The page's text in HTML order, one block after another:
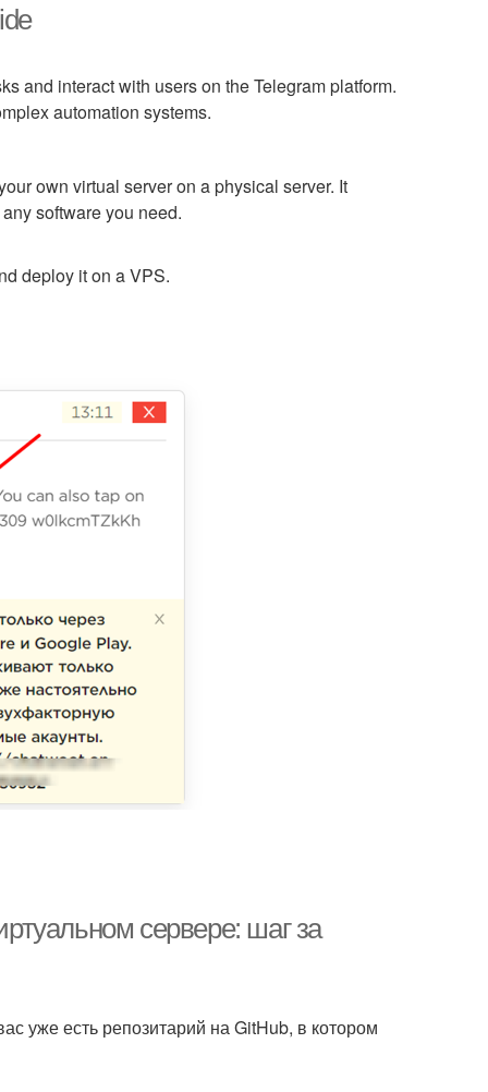
and interact with users on the Telegram platform.
automation systems.
own virtual server on a physical server. It
software you need.
deploy it on a VPS.
сервере: шаг за
уже есть репозитарий на GitHub, в котором